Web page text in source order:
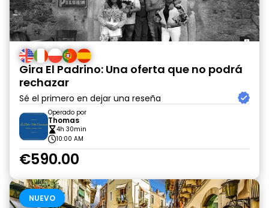
Gira El Padrino: Una oferta que no podrá
rechazar
Sé el primero en dejar una reseña
Operado por
Thomas
4h 30min
10:00 AM
€590.00
NUEVO